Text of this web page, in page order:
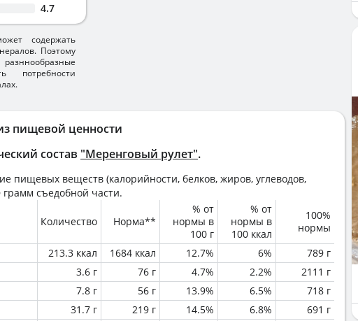
пищевой ценности
состав "Меренговый рулет".
пищевых веществ (калорийности, белков, жиров, углеводов,
грамм съедобной части.
Количество Норма**
% от
нормы в
100 г
% от
нормы в
100 ккал
100%
нормы
213.3 ккал 1684 ккал 12.7% 6%
789 г
3.6 г 76 г 4.7% 2.2%
2111 г
7.8 г 56 г 13.9% 6.5%
718 г
31.7 г 219 г 14.5% 6.8%
691 г
4.7
содержать
Поэтому
потребности